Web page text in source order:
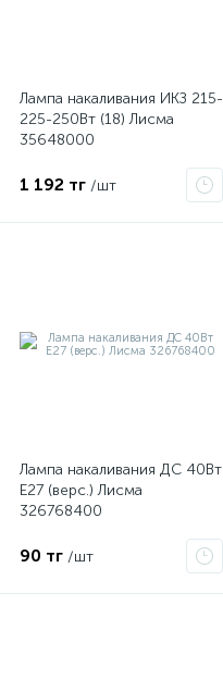
Лампа накаливания ИКЗ 215-
225-250Вт (18) Лисма
35648000
1 192 тг /шт
Лампа накаливания ДС 40Вт
E27 (верс.) Лисма
326768400
90 тг /шт